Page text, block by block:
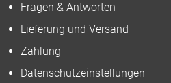
Fragen & Antworten
Lieferung und Versand
Zahlung
Datenschutzeinstellungen